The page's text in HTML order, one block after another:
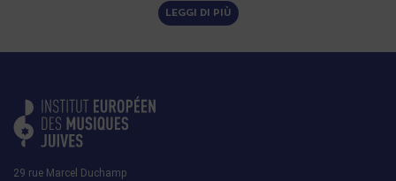
LEGGI DI PIÙ
29 rue Marcel Duchamp